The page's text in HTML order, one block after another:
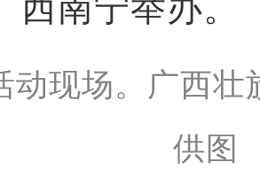
西南宁举办。